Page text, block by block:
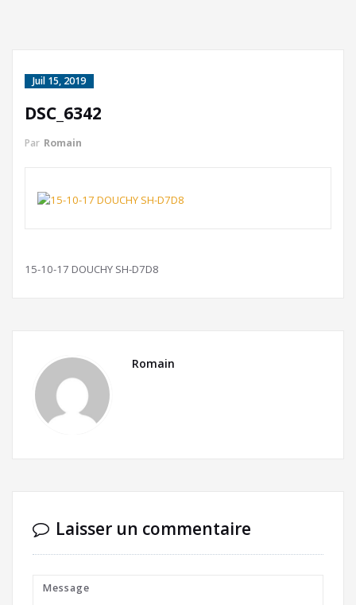
Juil 15, 2019
DSC_6342
Par Romain
15-10-17 DOUCHY SH-D7D8
Romain
Laisser un commentaire